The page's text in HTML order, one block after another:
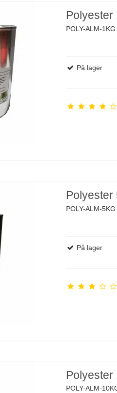
Polyester
POLY-ALM-1KG
På lager
Polyester
POLY-ALM-5KG
På lager
Polyester
POLY-ALM-